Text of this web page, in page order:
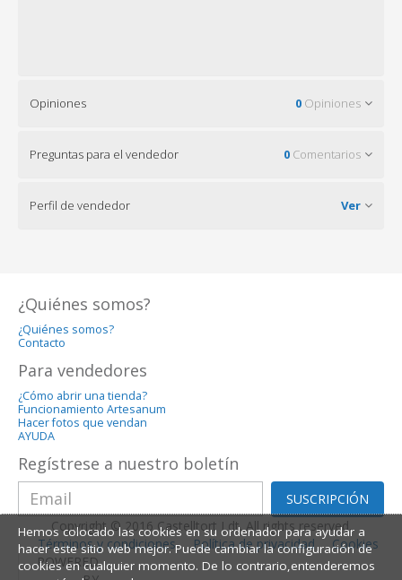
Opiniones 0 Opiniones
Preguntas para el vendedor 0 Comentarios
Perfil de vendedor Ver
¿Quiénes somos?
¿Quiénes somos?
Contacto
Para vendedores
¿Cómo abrir una tienda?
Funcionamiento Artesanum
Hacer fotos que vendan
AYUDA
Regístrese a nuestro boletín
SUSCRIPCIÓN
Copyright © 2016 Castelltort Ldt. All rights reserved.
Términos y condiciones
Política de privacidad
Cookies
POWERED
Hemos colocado las cookies en su ordenador para ayudar a
hacer este sitio web mejor. Puede cambiar la configuración de
cookies en cualquier momento. De lo contrario,entenderemos